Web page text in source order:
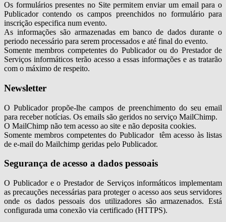
Os formulários presentes no Site permitem enviar um email para o
Publicador contendo os campos preenchidos no formulário para
inscrição especifica num evento.
As informações são armazenadas em banco de dados durante o
periodo necessário para serem processados e até final do evento.
Somente membros competentes do Publicador ou do Prestador de
Serviços informáticos terão acesso a essas informações e as tratarão
com o máximo de respeito.
Newsletter
O Publicador propõe-lhe campos de preenchimento do seu email
para receber notícias. Os emails são geridos no serviço MailChimp.
O MailChimp não tem acesso ao site e não deposita cookies.
Somente membros competentes do Publicador têm acesso às listas
de e-mail do Mailchimp geridas pelo Publicador.
Segurança de acesso a dados pessoais
O Publicador e o Prestador de Serviços informáticos implementam
as precauções necessárias para proteger o acesso aos seus servidores
onde os dados pessoais dos utilizadores são armazenados. Está
configurada uma conexão via certificado (HTTPS).